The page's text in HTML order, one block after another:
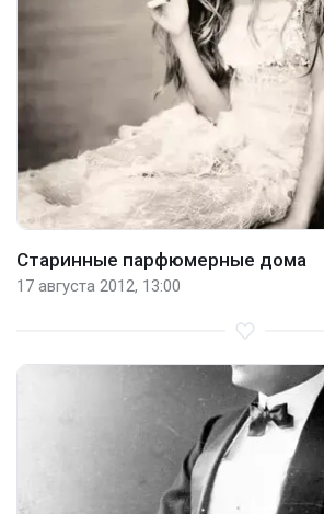
Старинные парфюмерные дома
17 августа 2012, 13:00